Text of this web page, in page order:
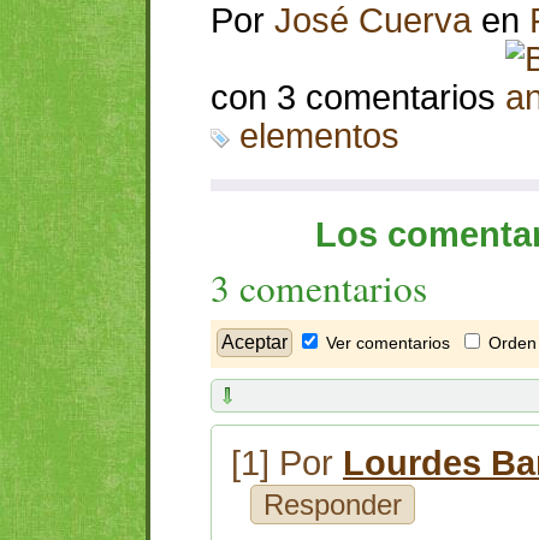
Por José Cuervaen
con 3 comentarios
elementos
Los
3 comentarios
Ver comentarios
[1] Por Lourdes
Responder